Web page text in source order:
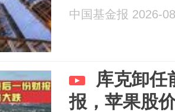
中国基金报 2026-
库克卸任
报，苹果股